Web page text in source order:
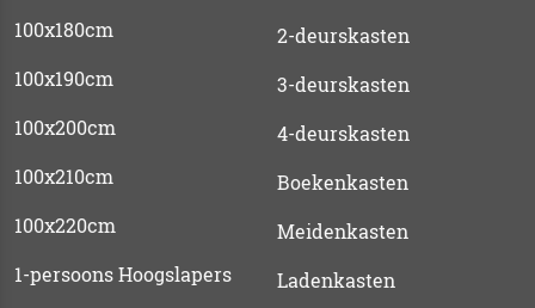
100x180cm
100x190cm
100x200cm
100x210cm
100x220cm
1-persoons Hoogslapers
2-deurskasten
3-deurskasten
4-deurskasten
Boekenkasten
Meidenkasten
Ladenkasten